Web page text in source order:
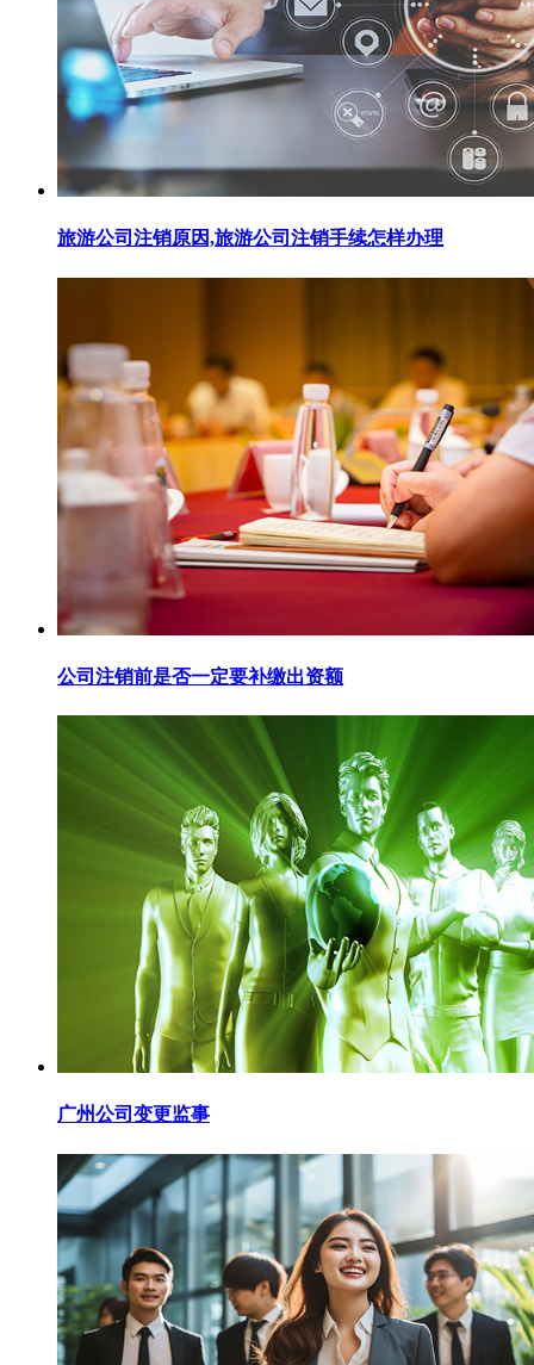
旅游公司注销原因,旅游公司注销手续怎样办理
公司注销前是否一定要补缴出资额
广州公司变更监事